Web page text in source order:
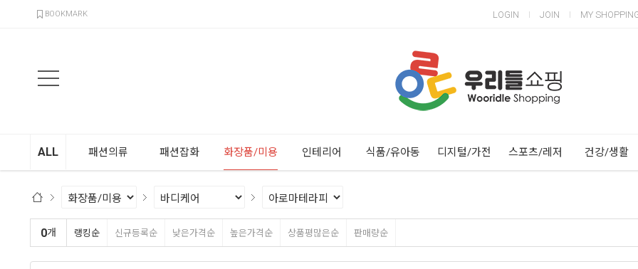
BOOKMARK LOGIN JOIN MY
ALL 패션의류 패션잡화 화장품/미용 인테리어 식품/유아동 디지털/가전 스포츠/레저 건강/생활
0개 랭킹순 신규등록순 낮은가격순 높은가격순 상품평많은순 판매량순